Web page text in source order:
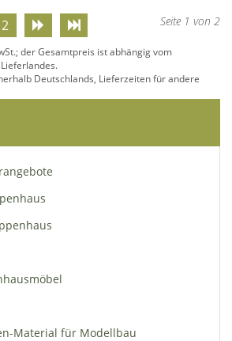
Seite 1 von 2
2
der Gesamtpreis ist abhängig vom
Deutschlands, Lieferzeiten für andere
Material für Modellbau